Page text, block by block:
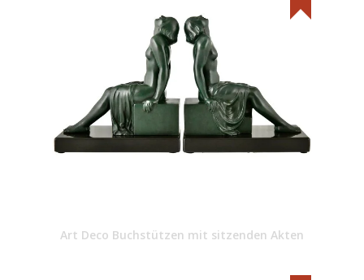
Art Deco Buchstützen mit sitzenden Akten